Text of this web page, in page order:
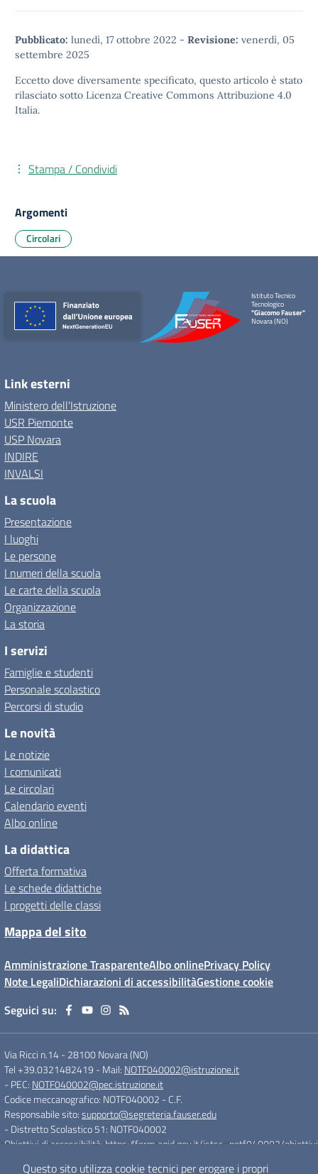
Pubblicato: lunedì, 17 ottobre 2022 - Revisione: venerdì, 05
settembre 2025
Eccetto dove diversamente specificato, questo articolo è stato
rilasciato sotto Licenza Creative Commons Attribuzione 4.0
Italia.
Stampa / Condividi
Argomenti
Circolari
Istituto Tecnico
Tecnologico
"Giacomo Fauser"
Novara (NO)
Link esterni
Ministero dell'Istruzione
USR Piemonte
USP Novara
INDIRE
INVALSI
La scuola
Presentazione
I luoghi
Le persone
I numeri della scuola
Le carte della scuola
Organizzazione
La storia
I servizi
Famiglie e studenti
Personale scolastico
Percorsi di studio
Le novità
Le notizie
I comunicati
Le circolari
Calendario eventi
Albo online
La didattica
Offerta formativa
Le schede didattiche
I progetti delle classi
Mappa del sito
Amministrazione TrasparenteAlbo onlinePrivacy Policy
Note LegaliDichiarazioni di accessibilitàGestione cookie
Seguici su:
Via Ricci n.14- 28100 Novara (NO)
Tel +39.0321482419 - Mail: NOTF040002@istruzione.it
- PEC: NOTF040002@pec.istruzione.it
Codice meccanografico: NOTF040002 - C.F.
Responsabile sito:supporto@segreteria.fauser.edu
- Distretto Scolastico 51: NOTF040002
Obiettivi di accessibilità: https://form.agid.gov.it/istsc_notf040002/obiettivi
Questo sito utilizza cookie tecnici per erogare i propri